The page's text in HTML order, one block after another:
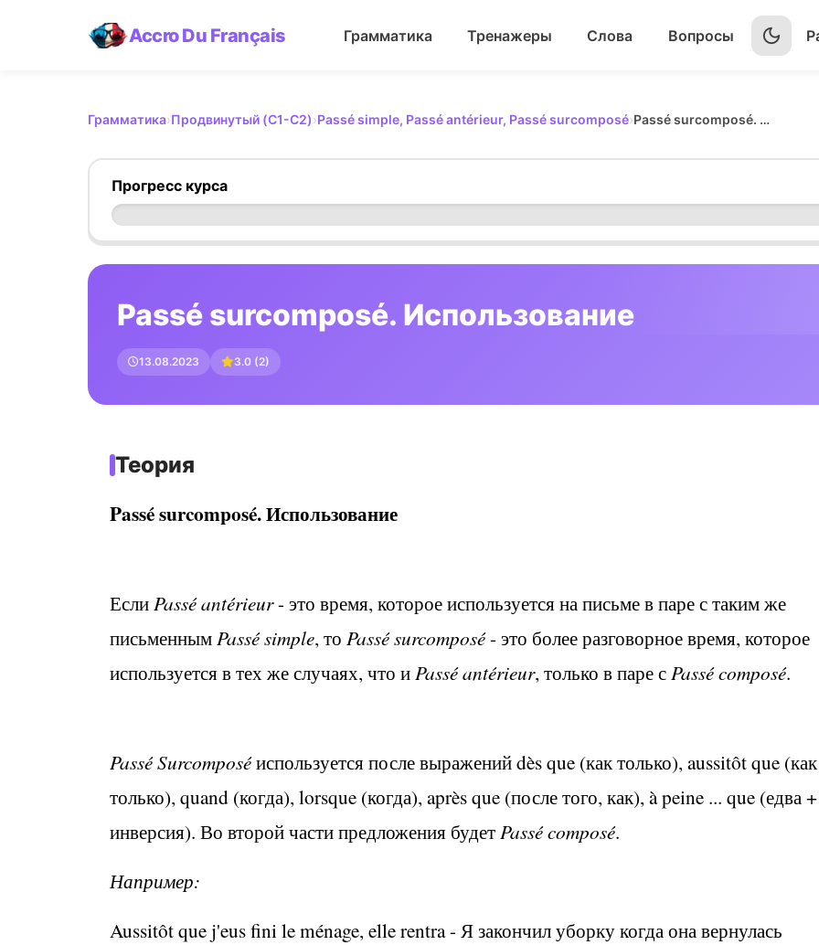
Accro Du Français Грамматика Тренажеры Слова Вопросы
Грамматика›Продвинутый (C1-C2)›Passé simple, Passé antérieur, Passé surcomposé› Passé surcomposé. Использование
Прогресс курса
Passé surcomposé. Использование
13.08.2023 3.0 (2)
Теория
Passé surcomposé. Использование
ЕслиPassé antérieur- это время, которое используется на письме в паре с таким же
письменнымPassé simple, то Passé surcomposé- это более разговорное время, которое
используется в тех же случаях, что иPassé antérieur, только в паре сPassé composé.
Passé Surcomposéиспользуется после выраженийdès que (как только), aussitôt que (как
только), quand (когда), lorsque (когда), après que (после того, как), à peine ... que (едва+
инверсия). Во второй части предложения будетPassé composé.
Например:
Aussitôt que j'eus fini le ménage, elle rentra- Я закончил уборку когда она вернулась